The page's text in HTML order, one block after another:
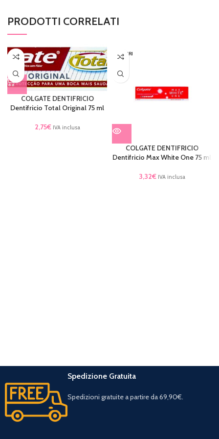
PRODOTTI CORRELATI
COLGATE DENTIFRICIO
Dentifricio Total Original 75 ml
2,75€ IVA inclusa
ESAURI
TO
COLGATE DENTIFRICIO
Dentifricio Max White One 75 ml
3,32€ IVA inclusa
Spedizione Gratuita
Spedizioni gratuite a partire da 69,90€.